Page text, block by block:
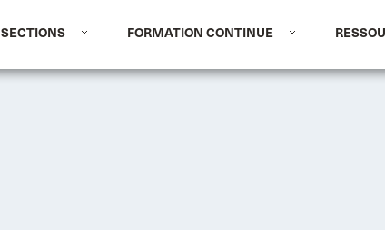
SECTIONS FORMATION CONTINUE